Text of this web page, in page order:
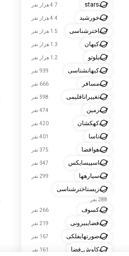
stars 4.7 هزار نفر
خورشید 4.4 هزار نفر
اخترشناسی 1.5 هزار نفر
کیهان 1.3 هزار نفر
پلوتو 1.2 هزار نفر
کیهانشناسی 939 نفر
مسافر 666 نفر
تغییراتاقلیمی 598 نفر
زمین 474 نفر
کهکشان 420 نفر
ناسا 401 نفر
هوافضا 375 نفر
اسپیسایکس 347 نفر
سیارهها 299 نفر
زیستاخترشناسی
288 نفر
کسوف 266 نفر
فضایبیرونی 219 نفر
صورتهایفلکی 167 نفر
کاوش_فضا 161 نفر